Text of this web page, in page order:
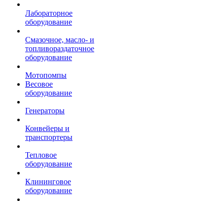
Лабораторное
оборудование
Смазочное, масло- и
топливораздаточное
оборудование
Мотопомпы
Весовое
оборудование
Генераторы
Конвейеры и
транспортеры
Тепловое
оборудование
Клининговое
оборудование